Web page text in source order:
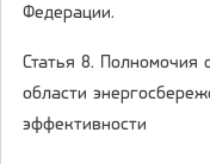
Федерации.
Статья 8. Полномочия
области
эффективности